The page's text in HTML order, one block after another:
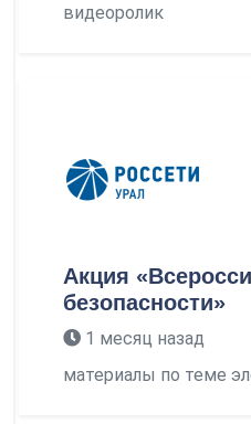
видеоролик
Акция
безопасности»
1 месяц назад
материалы по теме